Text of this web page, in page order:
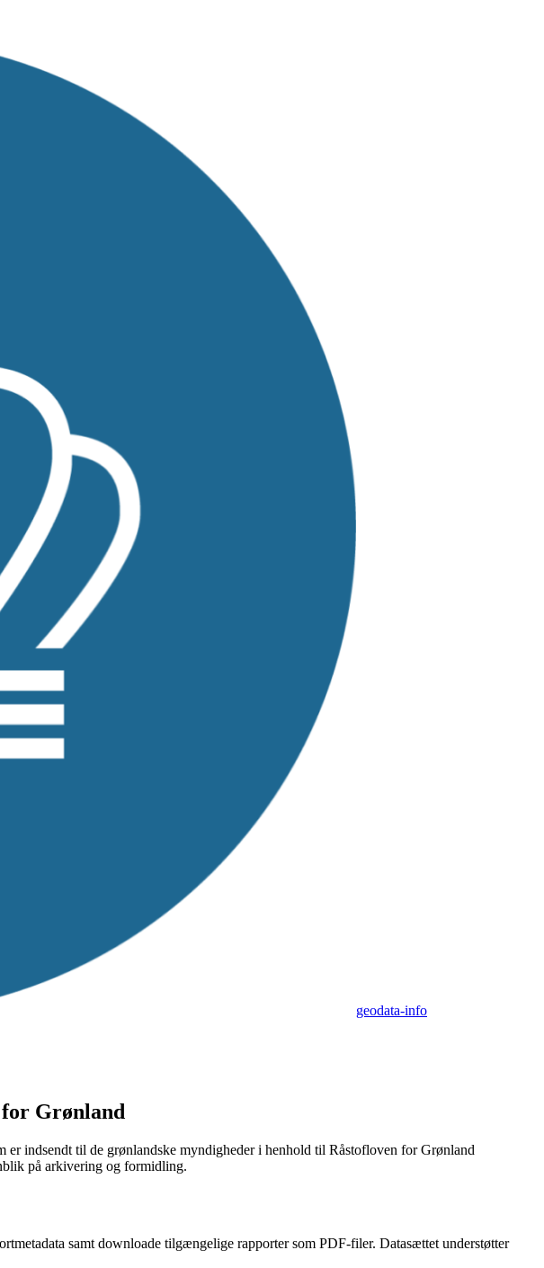
geodata-info
for Grønland
indsendt til de grønlandske myndigheder i henhold til Råstofloven for Grønland
på arkivering og formidling.
samt downloade tilgængelige rapporter som PDF-filer. Datasættet understøtter